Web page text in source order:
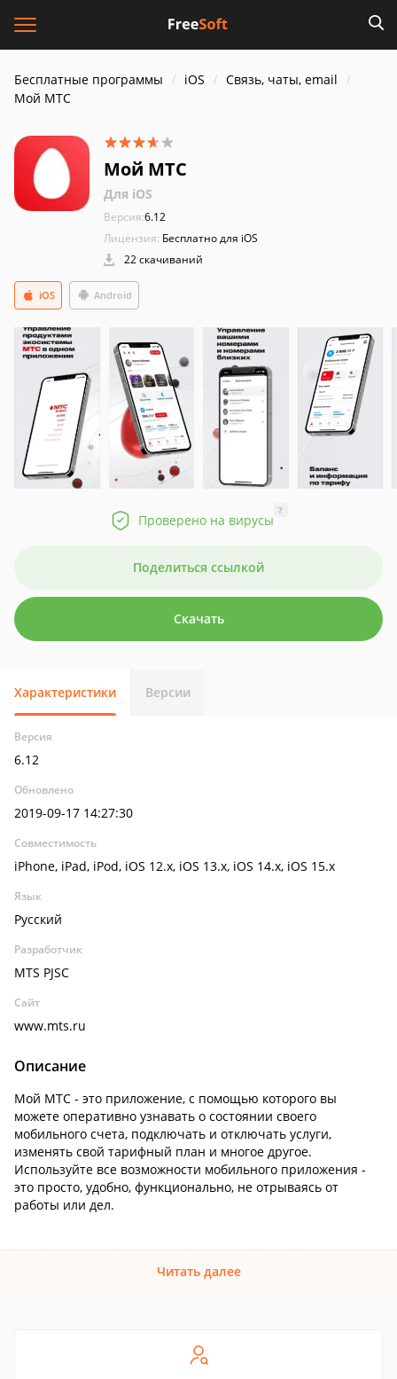
Бесплатные программы iOS
Связь, чаты, email
Мой МТС
Мой МТС
Для iOS
Версия:6.12
Лицензия: Бесплатно для iOS
22 скачиваний
iOS Android
Проверено на вирусы
?
Поделиться ссылкой
Скачать
Характеристики Версии
Версия
6.12
Обновлено
2019-09-17 14:27:30
Совместимость
iPhone, iPad, iPod, iOS 12.x, iOS 13.x, iOS 14.x, iOS 15.x
Язык
Русский
Разработчик
MTS PJSC
Сайт
www.mts.ru
Описание
Мой МТС - это приложение, с помощью которого вы
можете оперативно узнавать о состоянии своего
мобильного счета, подключать и отключать услуги,
изменять свой тарифный план и многое другое.
Используйте все возможности мобильного приложения -
это просто, удобно, функционально, не отрываясь от
работы или дел.
Читать далее